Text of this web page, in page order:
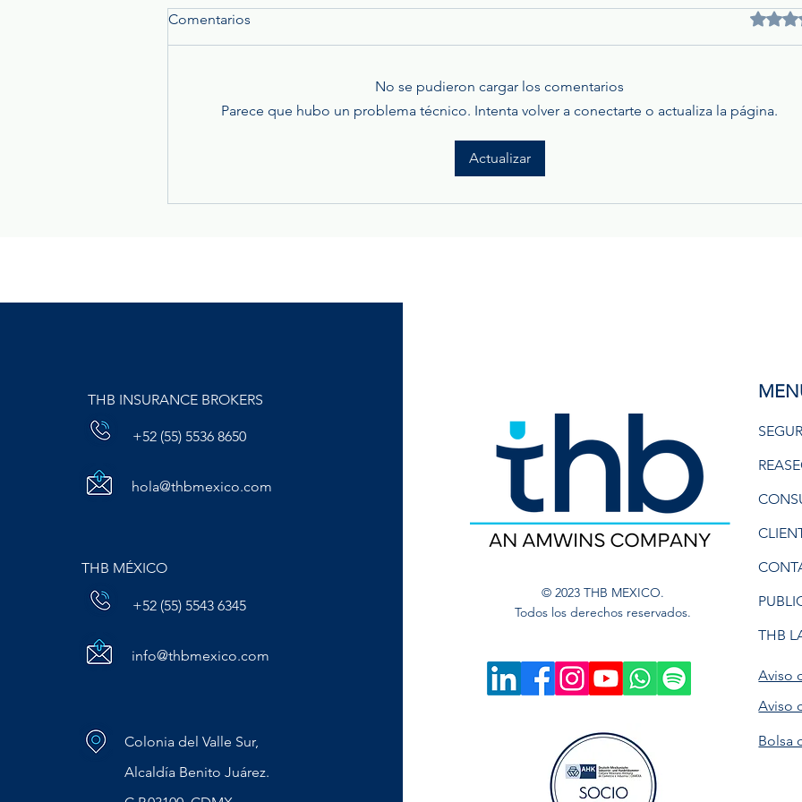
Conducción bajo lluvia: un
riesgo que las empresas de
Comentarios
No se pudieron cargar los comentarios
Parece que hubo un problema técnico. Intenta volver a conectarte o actualiza la página.
Actualizar
THB INSURANCE BROKERS
+52 (55) 5536 8650
hola@thbmexico.com
THB MÉXICO
+52 (55) 5543 6345
info@thbmexico.com
Colonia del Valle Sur,
Alcaldía Benito Juárez.
© 2023 THB MEXICO.
Todos los derechos reservados.
THB
Aviso
Aviso
Bolsa